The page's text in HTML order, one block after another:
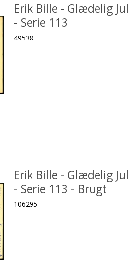
Erik Bille - Glædelig Jul
- Serie 113
49538
Erik Bille - Glædelig Jul
- Serie 113 - Brugt
106295